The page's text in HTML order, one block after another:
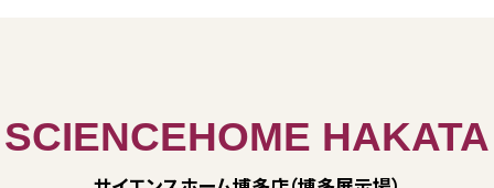
SCIENCEHOME HAKATA